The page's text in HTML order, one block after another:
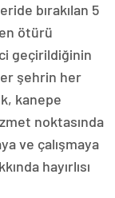
bırakılan 5
ötürü
geçirildiğinin
şehrin her
kanepe
noktasında
ve çalışmaya
hayırlısı